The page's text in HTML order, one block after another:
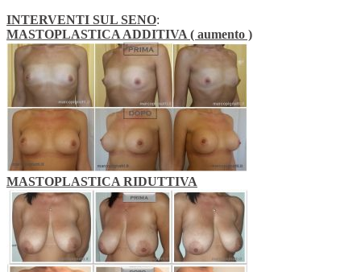
INTERVENTI SUL SENO:
MASTOPLASTICA ADDITIVA ( aumento )
MASTOPLASTICA RIDUTTIVA